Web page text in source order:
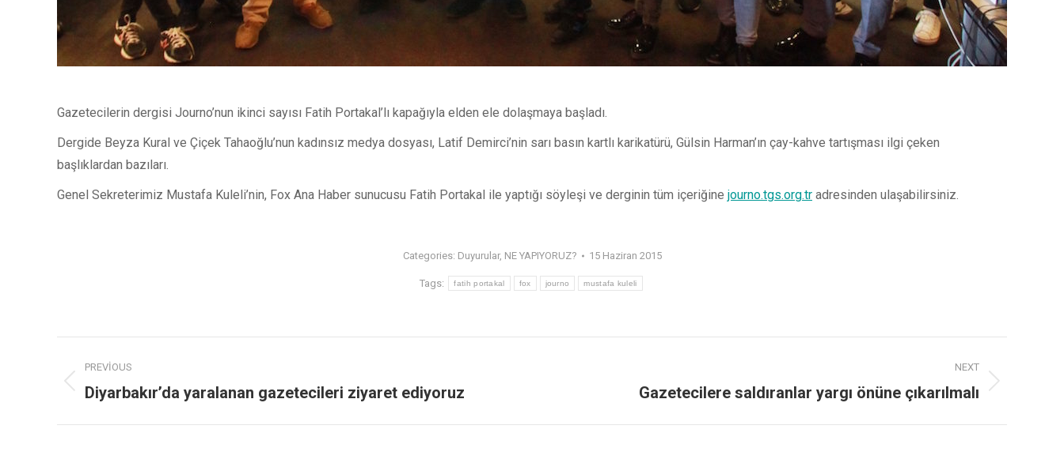
Gazetecilerin dergisi Journo’nun ikinci sayısı Fatih Portakal’lı kapağıyla elden ele dolaşmaya başladı.
Dergide Beyza Kural ve Çiçek Tahaoğlu’nun kadınsız medya dosyası, Latif Demirci’nin sarı basın kartlı karikatürü, Gülsin Harman’ın çay-kahve tartışması ilgi çeken
başlıklardan bazıları.
Genel Sekreterimiz Mustafa Kuleli’nin, Fox Ana Haber sunucusu Fatih Portakal ile yaptığı söyleşi ve derginin tüm içeriğine journo.tgs.org.tr adresinden ulaşabilirsiniz.
Categories: Duyurular, NE YAPIYORUZ? 15 Haziran 2015
Tags: fatih portakal fox journo mustafa kuleli
PREVIOUS
Diyarbakır’da yaralanan gazetecileri ziyaret ediyoruz
NEXT
Gazetecilere saldıranlar yargı önüne çıkarılmalı